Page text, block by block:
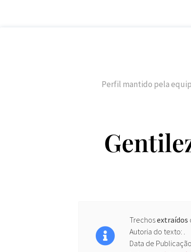
Perfil mantido pela
Trechosextraídos
Autoria do texto: .
Data de